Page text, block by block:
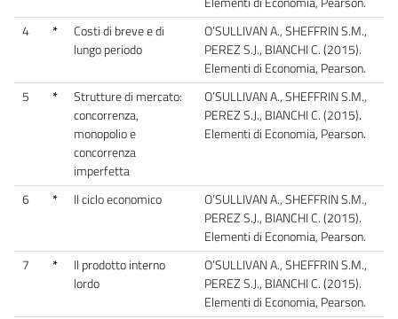
4
*
Costi di breve e di
lungo periodo
O’SULLIVAN A., SHEFFRIN S.M.,
PEREZ S.J., BIANCHI C. (2015).
Elementi di Economia, Pearson.
5
*
Strutture di mercato:
concorrenza,
monopolio e
concorrenza
imperfetta
O’SULLIVAN A., SHEFFRIN S.M.,
PEREZ S.J., BIANCHI C. (2015).
Elementi di Economia, Pearson.
6 * Il ciclo economico
O’SULLIVAN A., SHEFFRIN S.M.,
PEREZ S.J., BIANCHI C. (2015).
Elementi di Economia, Pearson.
7
*
Il prodotto interno
lordo
O’SULLIVAN A., SHEFFRIN S.M.,
PEREZ S.J., BIANCHI C. (2015).
Elementi di Economia, Pearson.